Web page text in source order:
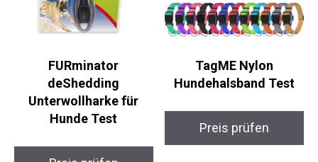
FURminator
deShedding
Unterwollharke für
Hunde Test
TagME Nylon
Hundehalsband Test
Preis prüfen